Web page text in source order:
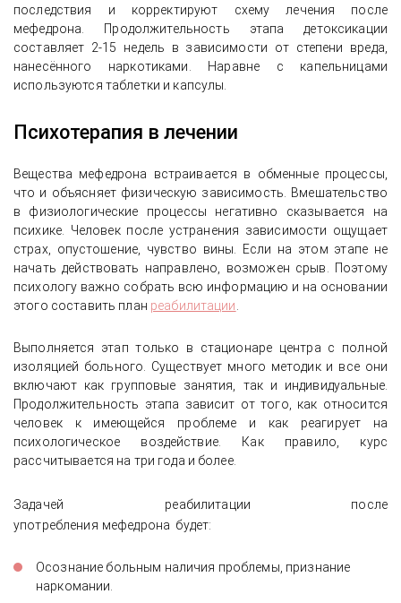
последствия и корректируют схему лечения после
мефедрона. Продолжительность этапа детоксикации
составляет 2-15 недель в зависимости от степени вреда,
нанесённого наркотиками. Наравне с капельницами
используются таблетки и капсулы.
Психотерапия в лечении
Вещества мефедрона встраивается в обменные процессы,
что и объясняет физическую зависимость. Вмешательство
в физиологические процессы негативно сказывается на
психике. Человек после устранения зависимости ощущает
страх, опустошение, чувство вины. Если на этом этапе не
начать действовать направлено, возможен срыв. Поэтому
психологу важно собрать всю информацию и на основании
этого составить план реабилитации
Выполняется этап только в стационаре центра с полной
изоляцией больного. Существует много методик и все они
включают как групповые занятия, так и индивидуальные.
Продолжительность этапа зависит от того, как относится
человек к имеющейся проблеме и как реагирует на
психологическое воздействие. Как правило, курс
рассчитывается на три года и более.
Задачей
реабилитации после
употребления мефедрона будет:
Осознание больным наличия проблемы, признание
наркомании.